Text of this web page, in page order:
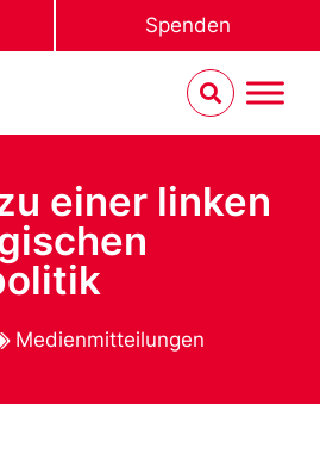
Spenden
einer linken
Medienmitteilungen